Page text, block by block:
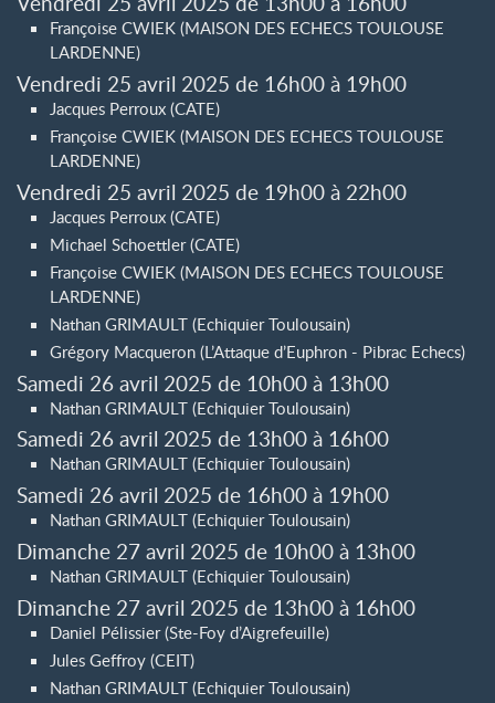
Françoise CWIEK (MAISON DES ECHECS TOULOUSE
LARDENNE)
Vendredi 25 avril 2025 de 16h00 à 19h00
Jacques Perroux (CATE)
Françoise CWIEK (MAISON DES ECHECS TOULOUSE
LARDENNE)
Vendredi 25 avril 2025 de 19h00 à 22h00
Jacques Perroux (CATE)
Michael Schoettler (CATE)
Françoise CWIEK (MAISON DES ECHECS TOULOUSE
LARDENNE)
Nathan GRIMAULT (Echiquier Toulousain)
Grégory Macqueron (L’Attaque d’Euphron - Pibrac Echecs)
Samedi 26 avril 2025 de 10h00 à 13h00
Nathan GRIMAULT (Echiquier Toulousain)
Samedi 26 avril 2025 de 13h00 à 16h00
Nathan GRIMAULT (Echiquier Toulousain)
Samedi 26 avril 2025 de 16h00 à 19h00
Nathan GRIMAULT (Echiquier Toulousain)
Dimanche 27 avril 2025 de 10h00 à 13h00
Nathan GRIMAULT (Echiquier Toulousain)
Dimanche 27 avril 2025 de 13h00 à 16h00
Daniel Pélissier (Ste-Foy d’Aigrefeuille)
Jules Geffroy (CEIT)
Nathan GRIMAULT (Echiquier Toulousain)